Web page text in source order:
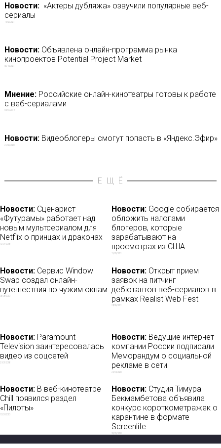
Новости:«Актеры дубляжа» озвучили популярные веб-
сериалы
19/03/2021
Новости:Объявлена онлайн-программа рынка
кинопроектов Potential Project Market
06/10/2021
Мнение:Российские онлайн-кинотеатры готовы к работе
с веб-сериалами
09/01/2018
Новости:Видеоблогеры смогут попасть в «Яндекс.Эфир»
21/03/2020
ЕЩЁ
Новости: Сценарист
«Футурамы» работает над
новым мультсериалом для
Netflix о принцах и драконах
12/07/2018
Новости: Google собирается
обложить налогами
блогеров, которые
зарабатывают на
просмотрах из США
11/03/2021
Новости: Сервис Window
Swap создал онлайн-
путешествия по чужим окнам
03/08/2020
Новости: Открыт прием
заявок на питчинг
дебютантов веб-сериалов в
рамках Realist Web Fest
28/06/2021
Новости: Paramount
Television заинтересовалась
видео из соцсетей
29/01/2018
Новости: Ведущие интернет-
компании России подписали
Меморандум о социальной
рекламе в сети
29/09/2020
Новости: В веб-кинотеатре
Chill появился раздел
«Пилоты»
10/09/2020
Новости: Студия Тимура
Бекмамбетова объявила
конкурс короткометражек о
карантине в формате
Screenlife
30/03/2020